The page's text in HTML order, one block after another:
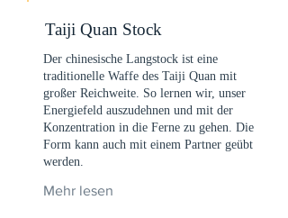
Taiji Quan Stock
Der chinesische Langstock ist eine
traditionelle Waffe des Taiji Quan mit
großer Reichweite. So lernen wir, unser
Energiefeld auszudehnen und mit der
Konzentration in die Ferne zu gehen. Die
Form kann auch mit einem Partner geübt
werden.
Mehr lesen